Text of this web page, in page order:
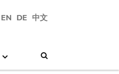
EN DE 中文